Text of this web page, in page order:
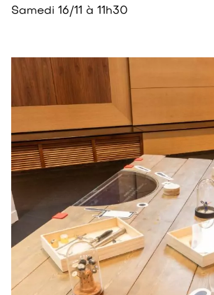
Samedi 16/11 à 11h30